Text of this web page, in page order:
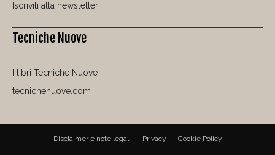
Iscriviti alla newsletter
Tecniche Nuove
I libri Tecniche Nuove
tecnichenuove.com
Disclaimer e note legali Privacy Cookie Policy